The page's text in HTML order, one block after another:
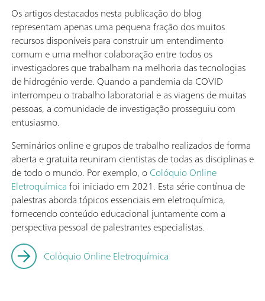
Os artigos destacados nesta publicação do blog
representam apenas uma pequena fração dos muitos
recursos disponíveis para construir um entendimento
comum e uma melhor colaboração entre todos os
investigadores que trabalham na melhoria das tecnologias
de hidrogénio verde. Quando a pandemia da COVID
interrompeu o trabalho laboratorial e as viagens de muitas
pessoas, a comunidade de investigação prosseguiu com
entusiasmo.
Seminários online e grupos de trabalho realizados de forma
aberta e gratuita reuniram cientistas de todas as disciplinas e
de todo o mundo. Por exemplo, oColóquio Online
Eletroquímicafoi iniciado em 2021. Esta série contínua de
palestras aborda tópicos essenciais em eletroquímica,
fornecendo conteúdo educacional juntamente com a
perspectiva pessoal de palestrantes especialistas.
Colóquio Online Eletroquímica